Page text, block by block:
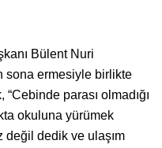
Bülent Nuri
sona ermesiyle birlikte
parası olmadığı
okuluna yürümek
değil dedik ve ulaşım